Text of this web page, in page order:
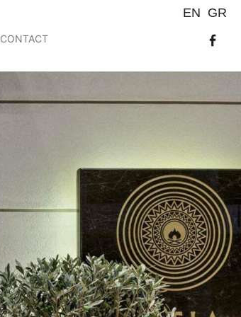
EN GR
CONTACT